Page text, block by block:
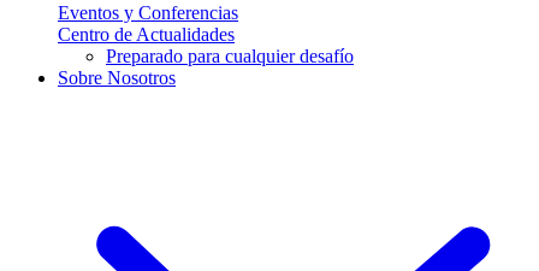
Eventos y Conferencias
Centro de Actualidades
Preparado para cualquier desafío
Sobre Nosotros